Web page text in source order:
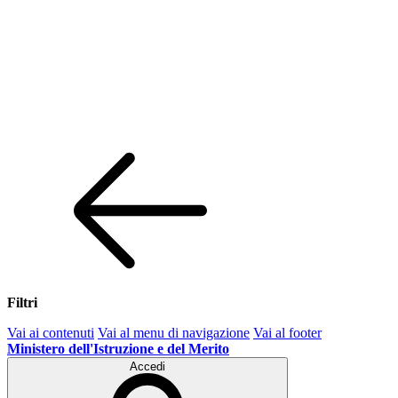
Filtri
Vai ai contenuti Vai al menu di navigazione Vai al footer
Ministero dell'Istruzione e del Merito
Accedi